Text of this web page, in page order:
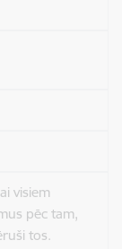
visiem
pēc tam,
tos.